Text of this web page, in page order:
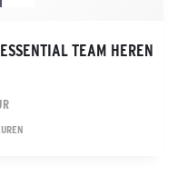
TEAM HEREN